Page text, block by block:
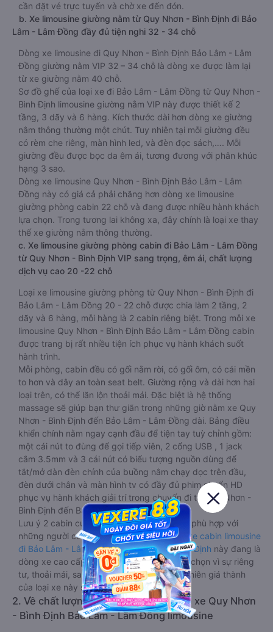
cần đặt vé trực tuyến và chờ xe đến đón.
b. Xe limousine giường nằm từ Quy Nhơn - Bình Định đi Bảo
Lâm - Lâm Đồng đầy đủ tiện nghi 32 - 34 chỗ
Dòng xe limousine đi Quy Nhơn - Bình Định Bảo Lâm - Lâm
Đồng giường nằm VIP 32 – 34 chỗ là dòng xe được làm lại
từ xe giường nằm 40 chỗ.
Sơ đồ ghế của loại xe đi Bảo Lâm - Lâm Đồng từ Quy Nhơn -
Bình Định limousine giường nằm VIP này được thiết kế 2
tầng, 3 dãy và 6 hàng. Kích thước dài hơn dòng xe giường
nằm thông thường một chút. Tuy nhiên tại mỗi giường đều
có rèm che riêng, màn hình led, và đèn đọc sách,…. Mỗi
giường đều được bọc da êm ái, tương đương với phân khúc
hạng 3 sao.
Dòng xe limousine Quy Nhơn - Bình Định Bảo Lâm - Lâm
Đồng này có giá cả phải chăng hơn dòng xe limousine
giường phòng cabin 22 chỗ và đang được nhiều hành khách
lựa chọn. Trong tương lai không xa, đây chính là loại xe thay
thế xe giường nằm thông thường.
c. Xe limousine giường phòng cabin đi Bảo Lâm - Lâm Đồng
từ Quy Nhơn - Bình Định VIP sang trọng, êm ái, chất lượng
dịch vụ cao 20 -22 chỗ
Loại xe limousine giường phòng từ Quy Nhơn - Bình Định đi
Bảo Lâm - Lâm Đồng 20 - 22 chỗ được chia làm 2 tầng, 2
dãy và 6 hàng, mỗi hàng là 2 cabin riêng biệt. Trong mỗi xe
limousine Quy Nhơn - Bình Định Bảo Lâm - Lâm Đồng cabin
được trang bị rất nhiều tiện ích phục vụ hành khách suốt
hành trình.
Mỗi phòng, cabin đều có gối nằm rời, có gối ôm, có cái mền
to hơn và dây an toàn seat belt. Giường rộng và dài hơn hai
loại trên, có thể lăn lộn thoải mái. Đặc biệt là hệ thống
massage sẽ giúp bạn thư giãn trong những giờ nằm xe Quy
Nhơn - Bình Định đến Bảo Lâm - Lâm Đồng dài. Bảng điều
khiển chính nằm ngay cạnh đầu để tiện tay tuỳ chỉnh gồm:
một cái nút to đùng để gọi tiếp viên, 2 cổng USB , 1 jack
cắm 3.5mm và 3 cái nút có biểu tượng nguồn dùng để
tắt/mở dàn đèn chính của buồng nằm chạy dọc trên đầu,
đèn dưới chân và màn hình tv có đầy đủ phim chuẩn HD
phục vụ hành khách giải trí trong chuyến đi từ Quy Nhơn -
Bình Định đến Bảo Lâm - Lâm Đồng.
Lưu ý 2 cabin cuối thường thiết kế nhỏ hơn phù hợp với
những người có thân hình nhỏ nhắn. Dòng xe cabin limousine
đi Bảo Lâm - Lâm Đồng từ Quy Nhơn - Bình Định này đang là
dòng xe cao cấp nhất, hành khách thường chọn vì sự riêng
tư, thoải mái, sang trọng và tiện nghi. Tất nhiên giá thành
của loại xe này sẽ cao hơn các loại khác.
2. Về chất lượng, review, đánh giá nhà xe Quy Nhơn
- Bình Định Bảo Lâm - Lâm Đồng limousine